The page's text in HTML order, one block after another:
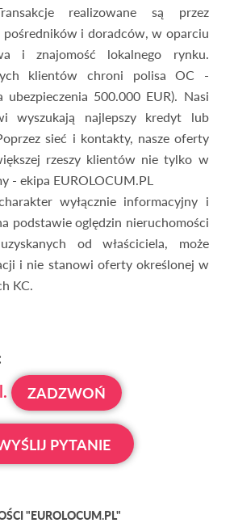
realizowane są przez
i doradców, w oparciu
i znajomość lokalnego rynku.
klientów chroni polisa OC -
ubezpieczenia 500.000 EUR). Nasi
wyszukają najlepszy kredyt lub
sieć i kontakty, nasze oferty
rzeszy klientów nie tylko w
- ekipa EUROLOCUM.PL
wyłącznie informacyjny i
podstawie oględzin nieruchomości
od właściciela, może
i nie stanowi oferty określonej w
KC.
ZADZWOŃ
PYTANIE
"EUROLOCUM.PL"